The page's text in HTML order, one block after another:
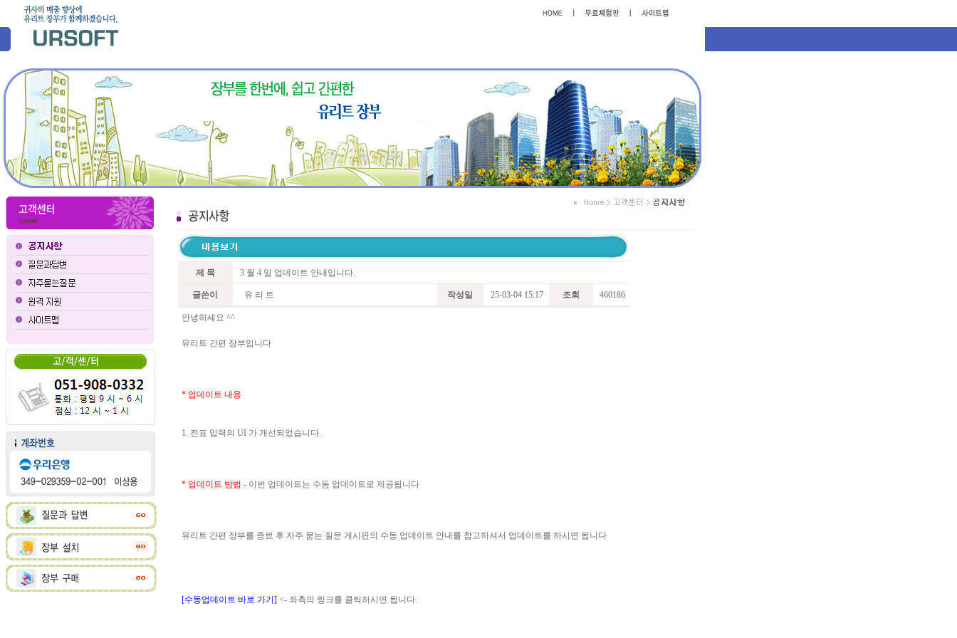
제 목 3 월 4 일 업데이트 안내입니다.
글쓴이 유 리 트 작성일 25-03-04 15:17 조회 460186
안녕하세요 ^^
유리트 간편 장부입니다
* 업데이트 내용
1. 전표 입력의 UI 가 개선되었습니다.
* 업데이트 방법 - 이번 업데이트는 수동 업데이트로 제공됩니다
유리트 간편 장부를 종료 후 자주 묻는 질문 게시판의 수동 업데이트 안내를 참고하셔서 업데이트를 하시면 됩니다
[수동업데이트 바로 가기] <- 좌측의 링크를 클릭하시면 됩니다.